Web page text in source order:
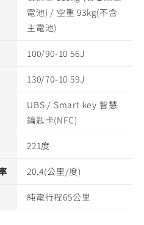
電池) / 空重 93kg(不含
主電池)
100/90-10 56J
130/70-10 59J
UBS / Smart key 智慧
鑰匙卡(NFC)
221度
20.4(公里/度)
純電行程65公里